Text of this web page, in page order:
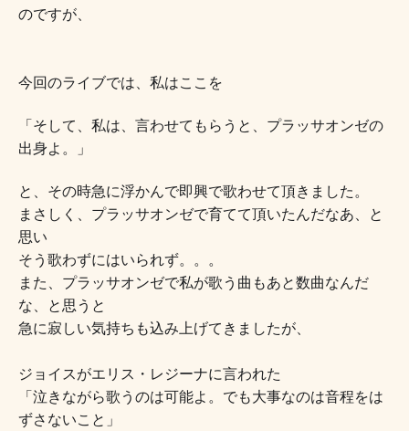
のですが、
今回のライブでは、私はここを
「そして、私は、言わせてもらうと、プラッサオンゼの
出身よ。」
と、その時急に浮かんで即興で歌わせて頂きました。
まさしく、プラッサオンゼで育てて頂いたんだなあ、と
思い
そう歌わずにはいられず。。。
また、プラッサオンゼで私が歌う曲もあと数曲なんだ
な、と思うと
急に寂しい気持ちも込み上げてきましたが、
ジョイスがエリス・レジーナに言われた
「泣きながら歌うのは可能よ。でも大事なのは音程をは
ずさないこと」